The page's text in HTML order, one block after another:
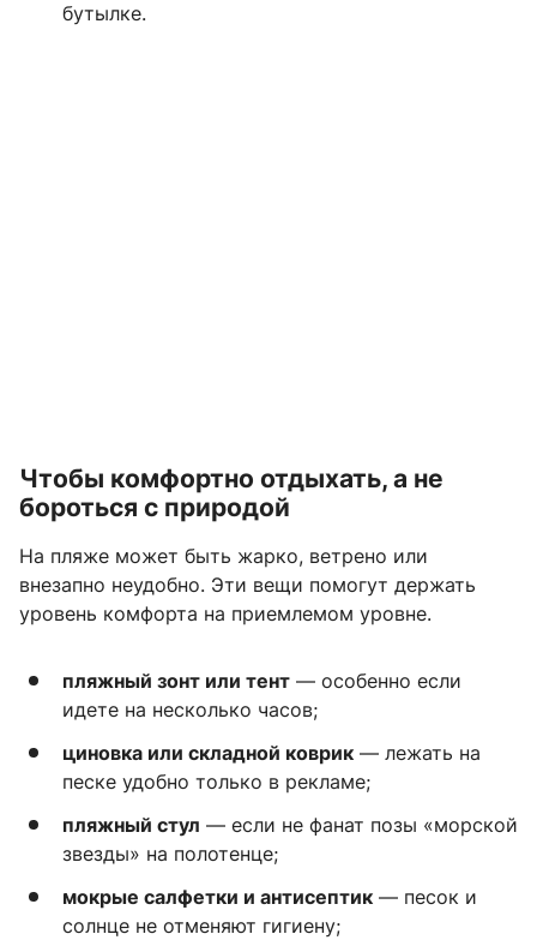
бутылке.
Чтобы комфортно отдыхать, а не
бороться с природой
На пляже может быть жарко, ветрено или
внезапно неудобно. Эти вещи помогут держать
уровень комфорта на приемлемом уровне.
пляжный зонт или тент — особенно если
идете на несколько часов;
циновка или складной коврик — лежать на
песке удобно только в рекламе;
пляжный стул — если не фанат позы «морской
звезды» на полотенце;
мокрые салфетки и антисептик — песок и
солнце не отменяют гигиену;